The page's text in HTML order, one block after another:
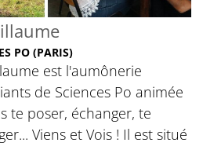
PO (PARIS)
est l'aumônerie
de Sciences Po animée
te poser, échanger, te
Viens et Vois ! Il est situé